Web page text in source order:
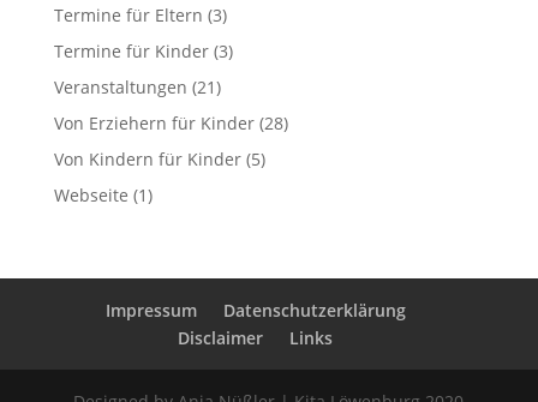
Termine für Eltern (3)
Termine für Kinder(3)
Veranstaltungen (21)
Von Erziehern für Kinder(28)
Von Kindern für Kinder(5)
Webseite (1)
Impressum
Datenschutzerklärung
Disclaimer
Links